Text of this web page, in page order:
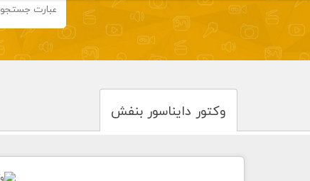
وکتور دایناسور بنفش